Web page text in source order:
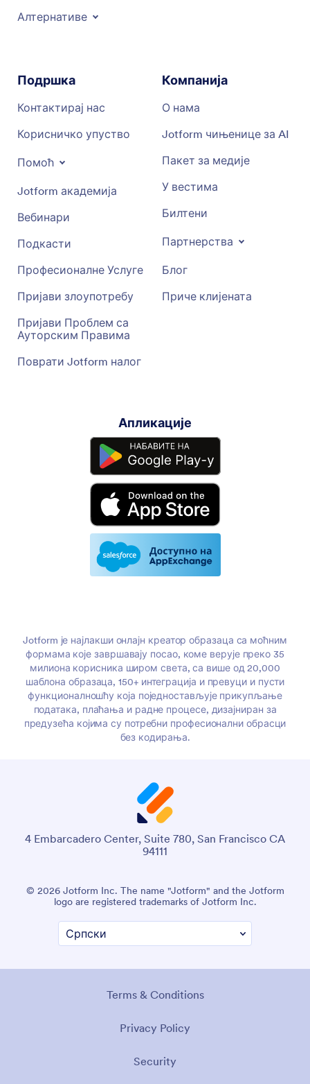
Алтернативе
Подршка
Контактирај нас
Корисничко упуство
Помоћ
Jotform академија
Вебинари
Подкасти
Професионалне Услуге
Пријави злоупотребу
Пријави Проблем са
Ауторским Правима
Поврати Jotform налог
Компанија
О нама
Jotform чињенице за AI
Пакет за медије
У вестима
Билтени
Партнерства
Блог
Приче клијената
Апликације
Jotform је најлакши онлајн креатор образаца са моћним
формама које завршавају посао, коме верује преко 35
милиона корисника широм света, са више од 20,000
шаблона образаца, 150+ интеграција и превуци и пусти
функционалношћу која поједностављује прикупљање
података, плаћања и радне процесе, дизајниран за
предузећа којима су потребни професионални обрасци
без кодирања.
4 Embarcadero Center, Suite 780, San Francisco CA
94111
© 2026 Jotform Inc. The name "Jotform" and the Jotform
logo are registered trademarks of Jotform Inc.
Terms & Conditions
Privacy Policy
Security